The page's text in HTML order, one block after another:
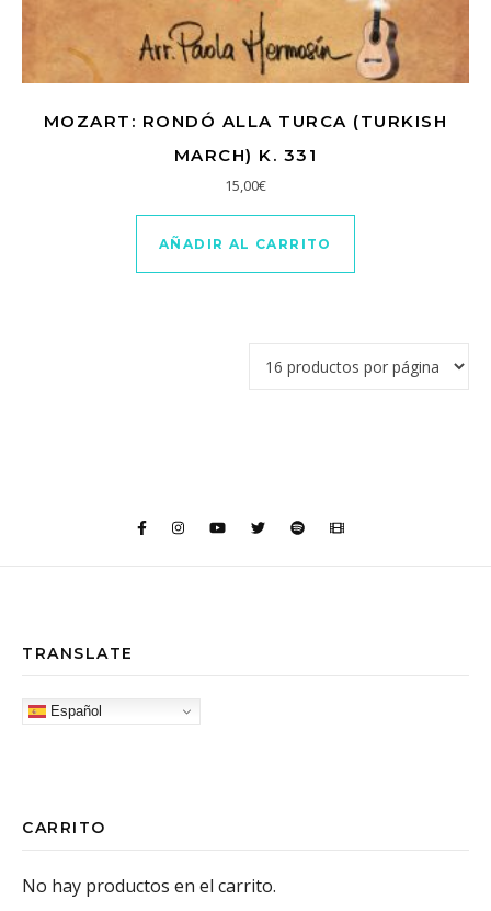
MOZART: RONDÓ ALLA TURCA (TURKISH
MARCH) K. 331
15,00€
AÑADIR AL CARRITO
TRANSLATE
Español
CARRITO
No hay productos en el carrito.